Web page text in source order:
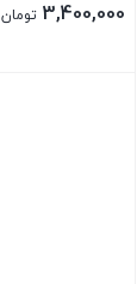
3,400,000 تومان